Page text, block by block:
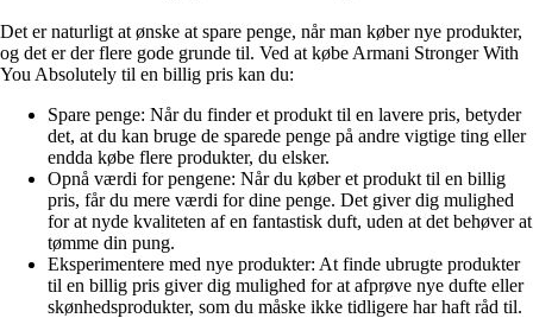
Det er naturligt at ønske at spare penge, når man køber nye produkter,
og det er der flere gode grunde til. Ved at købe Armani Stronger With
You Absolutely til en billig pris kan du:
Spare penge: Når du finder et produkt til en lavere pris, betyder
det, at du kan bruge de sparede penge på andre vigtige ting eller
endda købe flere produkter, du elsker.
Opnå værdi for pengene: Når du køber et produkt til en billig
pris, får du mere værdi for dine penge. Det giver dig mulighed
for at nyde kvaliteten af en fantastisk duft, uden at det behøver at
tømme din pung.
Eksperimentere med nye produkter: At finde ubrugte produkter
til en billig pris giver dig mulighed for at afprøve nye dufte eller
skønhedsprodukter, som du måske ikke tidligere har haft råd til.